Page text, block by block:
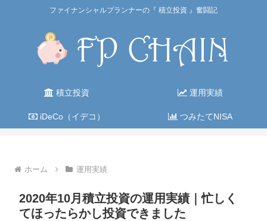
ファイナンシャルプランナーの『 積立投資 』奮闘記
積立投資 運用実績
iDeCo（イデコ） つみたてNISA
ホーム 運用実績
2020年10月積立投資の運用実績｜忙しく
てほったらかし投資できました